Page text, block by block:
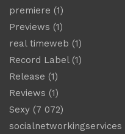
premiere (1)
Previews (1)
real timeweb (1)
Record Label(1)
Release (1)
Reviews (1)
Sexy (7 072)
socialnetworkingservices